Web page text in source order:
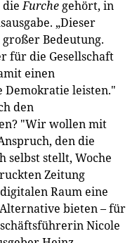
dieFurchegehört, in
„Dieser
Bedeutung.
für die Gesellschaft
einen
Demokratie leisten."
den
"Wir wollen mit
den die
selbst stellt, Woche
Zeitung
Raum eine
bieten – für
Nicole